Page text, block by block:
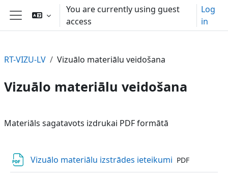
Skip to main content
Side panel
You are currently using guest
access
Log
in
RT-VIZU-LV Vizuālo materiālu veidošana
Vizuālo materiālu veidošana
Section outline
Materiāls sagatavots izdrukai PDF formātā
Vizuālo materiālu izstrādes ieteikumi File
PDF